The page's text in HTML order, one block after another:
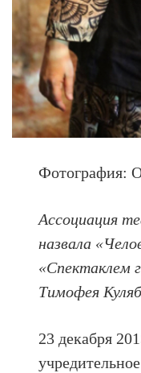
Фотография:
Ассоциация
назвала
«Спектаклем
Тимофея
23 декабря